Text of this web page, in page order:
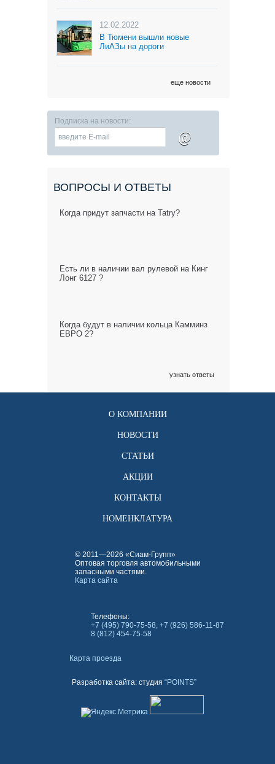
12.02.2022
В Тюмени вышли новые
ЛиАЗы на дороги
еще новости
Подписка на новости:
@
ВОПРОСЫ И ОТВЕТЫ
Когда придут запчасти на Tatry?
Есть ли в наличии вал рулевой на Кинг
Лонг 6127 ?
Когда будут в наличии кольца Камминз
ЕВРО 2?
узнать ответы
О КОМПАНИИ
НОВОСТИ
СТАТЬИ
АКЦИИ
КОНТАКТЫ
НОМЕНКЛАТУРА
© 2011—2026 «Сиам-Групп»
Оптовая торговля автомобильными
запасными частями.
Карта сайта
Телефоны:
+7 (495) 790-75-58, +7 (926) 586-11-87
8 (812) 454-75-58
Карта проезда
Разработка сайта: студия “POINTS”